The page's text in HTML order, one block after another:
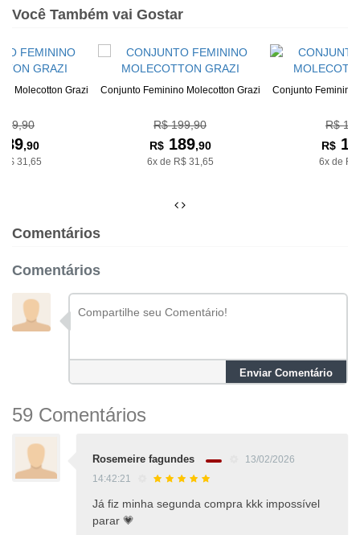
Você Também vai Gostar
Molecotton Grazi
,90
31,65
Conjunto Feminino Molecotton Grazi
R$ 199,90
R$189,90
6x de R$ 31,65
Conjunto Feminino
R$
R$
6x de
Comentários
Comentários
Enviar Comentário
59 Comentários
Rosemeire fagundes
13/02/2026
14:42:21
Já fiz minha segunda compra kkk impossível
parar 💗